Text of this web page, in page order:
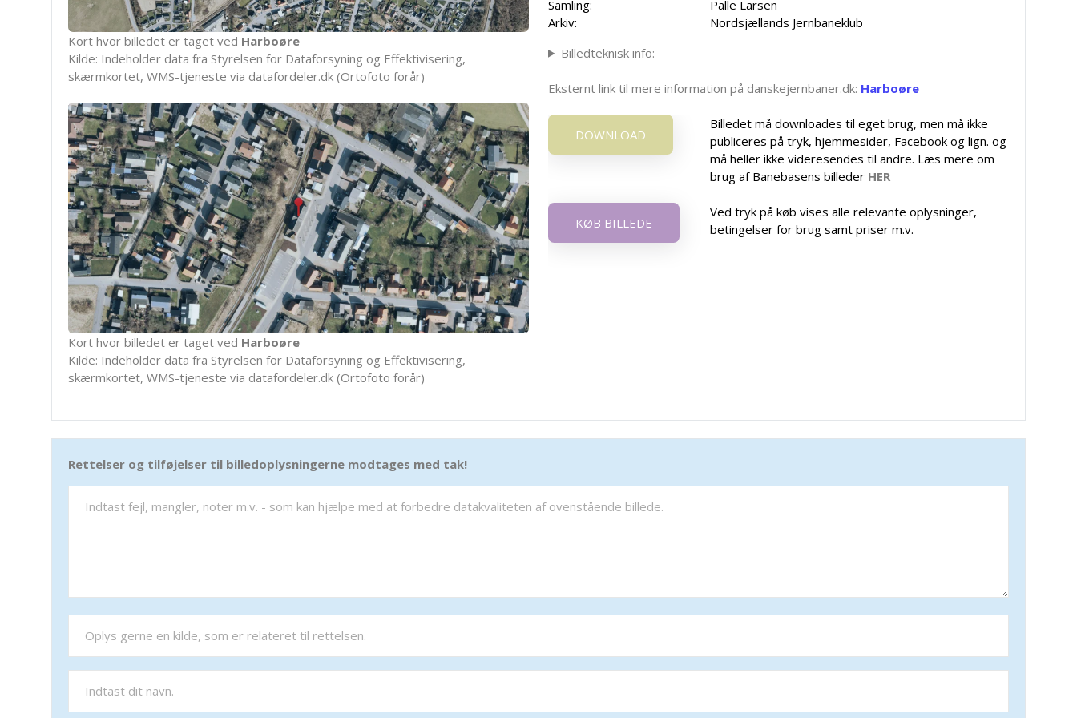
Kort hvor billedet er taget ved Harboøre
Kilde: Indeholder data fra Styrelsen for Dataforsyning og Effektivisering,
skærmkortet, WMS-tjeneste via datafordeler.dk (Ortofoto forår)
Kort hvor billedet er taget ved Harboøre
Kilde: Indeholder data fra Styrelsen for Dataforsyning og Effektivisering,
skærmkortet, WMS-tjeneste via datafordeler.dk (Ortofoto forår)
Samling:
Palle Larsen
Arkiv:
Nordsjællands Jernbaneklub
Billedteknisk info:
Eksternt link til mere information på danskejernbaner.dk: Harboøre
DOWNLOAD
Billedet må downloades til eget brug, men må ikke
publiceres på tryk, hjemmesider, Facebook og lign. og
må heller ikke videresendes til andre. Læs mere om
brug af Banebasens billeder HER
KØB BILLEDE
Ved tryk på køb vises alle relevante oplysninger,
betingelser for brug samt priser m.v.
Rettelser og tilføjelser til billedoplysningerne modtages med tak!